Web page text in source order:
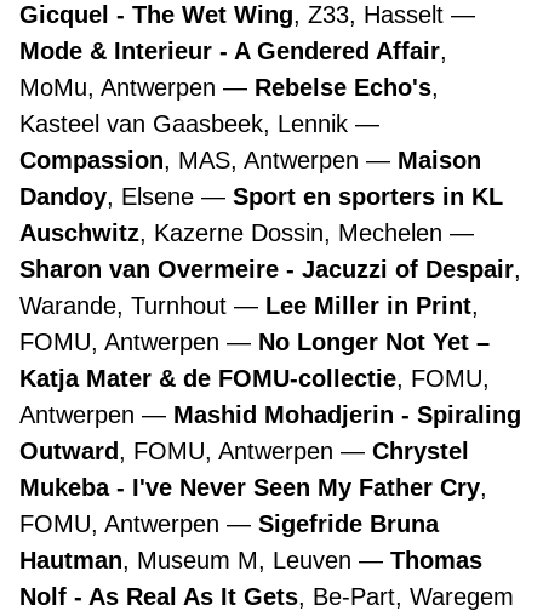
Gicquel - The Wet Wing, Z33, Hasselt
Mode & Interieur - A Gendered Affair,
MoMu, Antwerpen
Rebelse Echo's,
Kasteel van Gaasbeek, Lennik
Compassion, MAS, Antwerpen
Maison
Dandoy, Elsene
Sport en sporters in KL
Auschwitz, Kazerne Dossin, Mechelen
Sharon van Overmeire - Jacuzzi of Despair,
Warande, Turnhout
Lee Miller in Print,
FOMU, Antwerpen
No Longer Not Yet –
Katja Mater & de FOMU-collectie, FOMU,
Antwerpen
Mashid Mohadjerin - Spiraling
Outward, FOMU, Antwerpen
Chrystel
Mukeba - I've Never Seen My Father Cry,
FOMU, Antwerpen
Sigefride Bruna
Hautman, Museum M, Leuven
Thomas
Nolf - As Real As It Gets, Be-Part, Waregem